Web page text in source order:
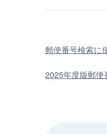
郵便番号検索に
2025年度版郵便